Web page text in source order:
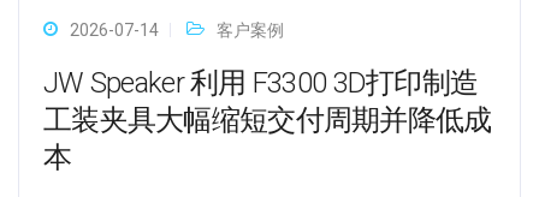
2026-07-14 客户案例
JW Speaker 利用 F3300 3D打印制造
工装夹具大幅缩短交付周期并降低成
本